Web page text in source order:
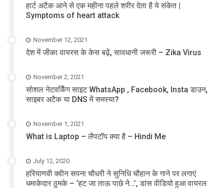
हार्ट अटैक आने से एक महीना पहले शरीर देता है ये संकेत |
Symptoms of heart attack
November 12, 2021
देश में जीका वायरस के केस बढ़ें, सावधानी जरूरी – Zika Virus
November 2, 2021
सोशल नेटवर्किंग साइट WhatsApp , Facebook, Insta डाउन,
साइबर अटैक या DNS में समस्या?
November 1, 2021
What is Laptop – लैपटॉप क्या है – Hindi Me
July 12, 2020
हरियाणवी क्वीन सपना चौधरी ने सुनिधि चौहान के गाने पर लगाएं
धमाकेदार ठुमके – ‘हट जा ताऊ पाछे ने…’, डांस वीडियो हुआ वायरल